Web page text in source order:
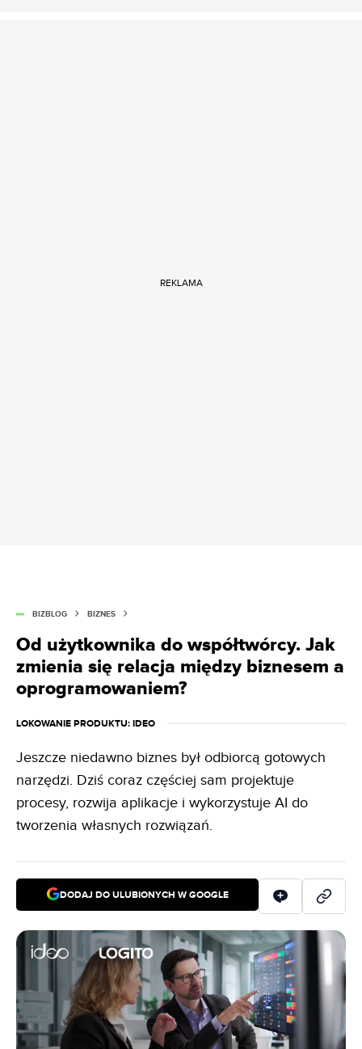
REKLAMA
BIZBLOG BIZNES
Od użytkownika do współtwórcy. Jak
zmienia się relacja między biznesem a
oprogramowaniem?
LOKOWANIE PRODUKTU: IDEO
Jeszcze niedawno biznes był odbiorcą gotowych
narzędzi. Dziś coraz częściej sam projektuje
procesy, rozwija aplikacje i wykorzystuje AI do
tworzenia własnych rozwiązań.
DODAJ DO ULUBIONYCH W GOOGLE